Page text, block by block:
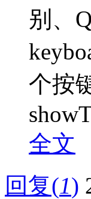
别、
个按
全文
回复(1)